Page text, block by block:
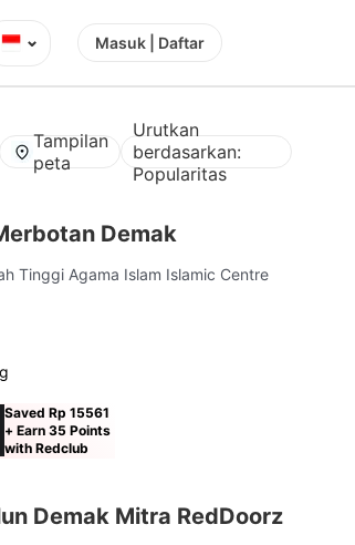
⌄ Masuk | Daftar
Tampilan
peta
Urutkan
berdasarkan:
Popularitas
Demak
Tinggi Agama Islam Islamic Centre
Saved Rp 15561
+ Earn 35 Points
with Redclub
Demak Mitra RedDoorz